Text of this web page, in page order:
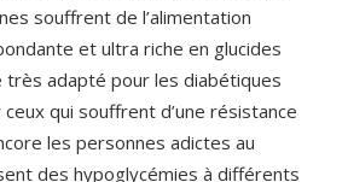
souffrent de l’alimentation
et ultra riche en glucides
très adapté pour les diabétiques
qui souffrent d’une résistance
les personnes adictes au
des hypoglycémies à différents